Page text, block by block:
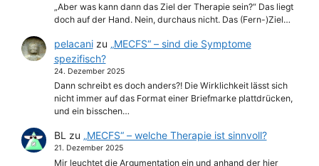
„Aber was kann dann das Ziel der Therapie sein?“ Das liegt
doch auf der Hand. Nein, durchaus nicht. Das (Fern-)Ziel…
pelacanizu „MECFS“ – sind die Symptome
spezifisch?
24. Dezember 2025
Dann schreibt es doch anders?! Die Wirklichkeit lässt sich
nicht immer auf das Format einer Briefmarke plattdrücken,
und ein bisschen…
BL zu „MECFS“ – welche Therapie ist sinnvoll?
21. Dezember 2025
Mir leuchtet die Argumentation ein und anhand der hier